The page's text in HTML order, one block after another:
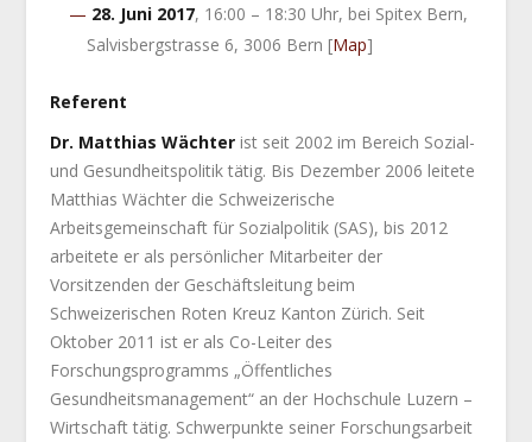
28. Juni 2017, 16:00 – 18:30 Uhr, bei Spitex Bern,
Salvisbergstrasse 6, 3006 Bern [Map]
Referent
Dr. Matthias Wächter ist seit 2002 im Bereich Sozial-
und Gesundheitspolitik tätig. Bis Dezember 2006 leitete
Matthias Wächter die Schweizerische
Arbeitsgemeinschaft für Sozialpolitik (SAS), bis 2012
arbeitete er als persönlicher Mitarbeiter der
Vorsitzenden der Geschäftsleitung beim
Schweizerischen Roten Kreuz Kanton Zürich. Seit
Oktober 2011 ist er als Co-Leiter des
Forschungsprogramms „Öffentliches
Gesundheitsmanagement“ an der Hochschule Luzern –
Wirtschaft tätig. Schwerpunkte seiner Forschungsarbeit